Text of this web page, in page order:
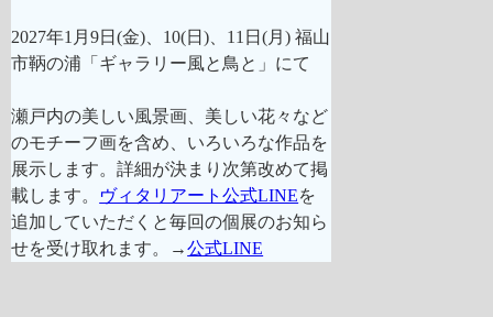
2027年1月9日(金)、10(日)、11日(月) 福山
市鞆の浦「ギャラリー風と鳥と」にて
瀬戸内の美しい風景画、美しい花々など
のモチーフ画を含め、いろいろな作品を
展示します。詳細が決まり次第改めて掲
載します。
ヴィタリアート公式LINEを
追加していただくと毎回の個展のお知ら
せを受け取れます。→公式LINE